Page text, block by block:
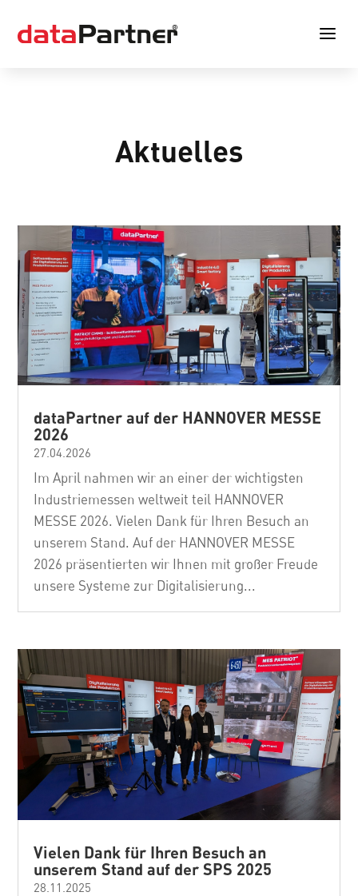
a
Aktuelles
dataPartner auf der HANNOVER MESSE
2026
27.04.2026
Im April nahmen wir an einer der wichtigsten
Industriemessen weltweit teil HANNOVER
MESSE 2026. Vielen Dank für Ihren Besuch an
unserem Stand. Auf der HANNOVER MESSE
2026 präsentierten wir Ihnen mit großer Freude
unsere Systeme zur Digitalisierung...
Vielen Dank für Ihren Besuch an
unserem Stand auf der SPS 2025
28.11.2025